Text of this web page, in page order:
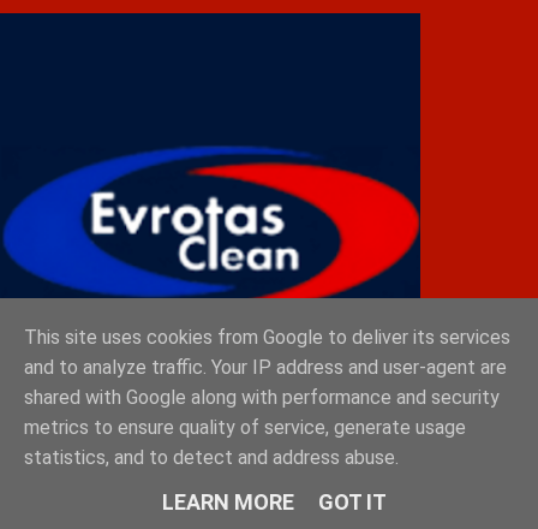
This site uses cookies from Google to deliver its services
and to analyze traffic. Your IP address and user-agent are
shared with Google along with performance and security
metrics to ensure quality of service, generate usage
statistics, and to detect and address abuse.
LEARN MORE GOT IT